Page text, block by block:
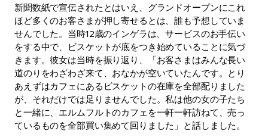
新聞数紙で宣伝されたとはいえ、グランドオープンにこれ
ほど多くのお客さまが押し寄せるとは、誰も予想していま
せんでした。当時12歳のインゲラは、サービスのお手伝い
をする中で、ビスケットが底をつき始めていることに気づ
きます。彼女は当時を振り返り、「お客さまはみんな長い
道のりをわざわざ来て、おなかが空いていたんです。とり
あえずはカフェにあるビスケットの在庫を全部配りました
が、それだけでは足りませんでした。私は他の女の子たち
と一緒に、エルムフルトのカフェを一軒一軒訪ねて、売っ
ているものを全部買い集めて回りました」と話しました。